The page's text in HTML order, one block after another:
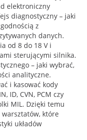
elektroniczny
diagnostyczny – jaki
z
danych.
od 8 do 18 V i
sterującymi silnika.
– jaki wybrać,
analityczne.
i kasować kody
ID, CVN, PCM czy
MIL. Dzięki temu
które
układów